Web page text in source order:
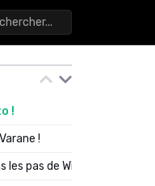
!
!
pas de Will Still ?